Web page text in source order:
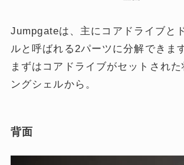
Jumpgateは、主にコアドライブと
ルと呼ばれる2パーツに分解できま
まずはコアドライブがセットされ
ングシェルから。
背面